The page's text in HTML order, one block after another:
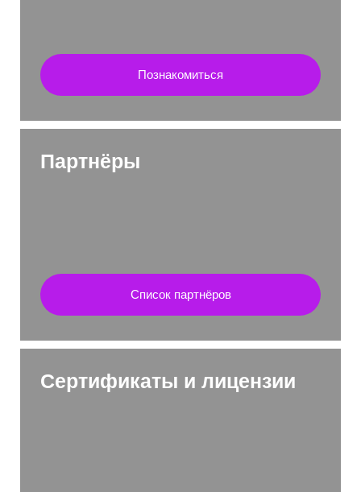
Познакомиться
Партнёры
Список партнёров
Сертификаты и лицензии